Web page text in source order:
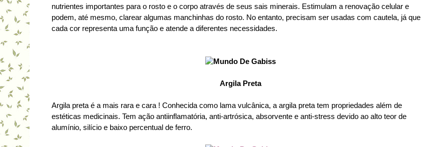
nutrientes importantes para o rosto e o corpo através de seus sais minerais. Estimulam a renovação celular e
podem, até mesmo, clarear algumas manchinhas do rosto. No entanto, precisam ser usadas com cautela, já que
cada cor representa uma função e atende a diferentes necessidades.
Argila Preta
Argila preta é a mais rara e cara ! Conhecida como lama vulcânica, a argila preta tem propriedades além de
estéticas medicinais. Tem ação antiinflamatória, anti-artrósica, absorvente e anti-stress devido ao alto teor de
alumínio, silício e baixo percentual de ferro.